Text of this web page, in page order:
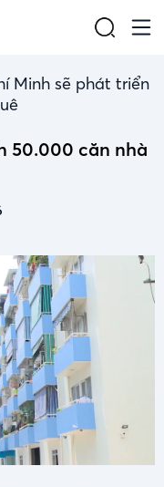
Minh sẽ phát triển
50.000 căn nhà